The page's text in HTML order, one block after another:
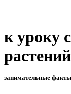
к уроку
растений
занимательные